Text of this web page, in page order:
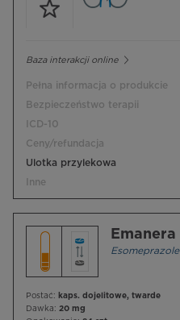
Baza interakcji online
Pełna informacja o produkcie
Bezpieczeństwo terapii
ICD-10
Ceny/refundacja
Ulotka przylekowa
Inne
Emanera
Esomeprazole
Postać: kaps. dojelitowe, twarde
Dawka: 20 mg